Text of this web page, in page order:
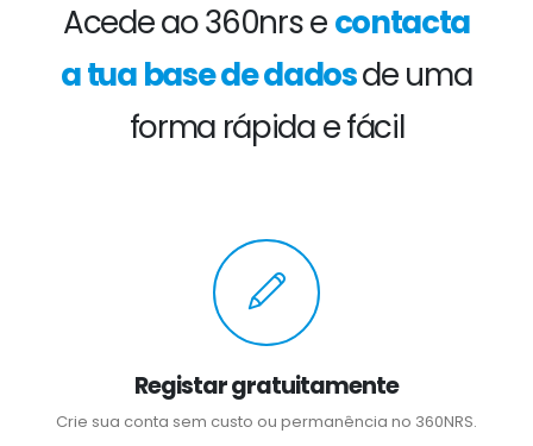
Acede ao 360nrs econtacta
a tua base de dadosde uma
forma rápida e fácil
Registar gratuitamente
Crie sua conta sem custo ou permanência no 360NRS.